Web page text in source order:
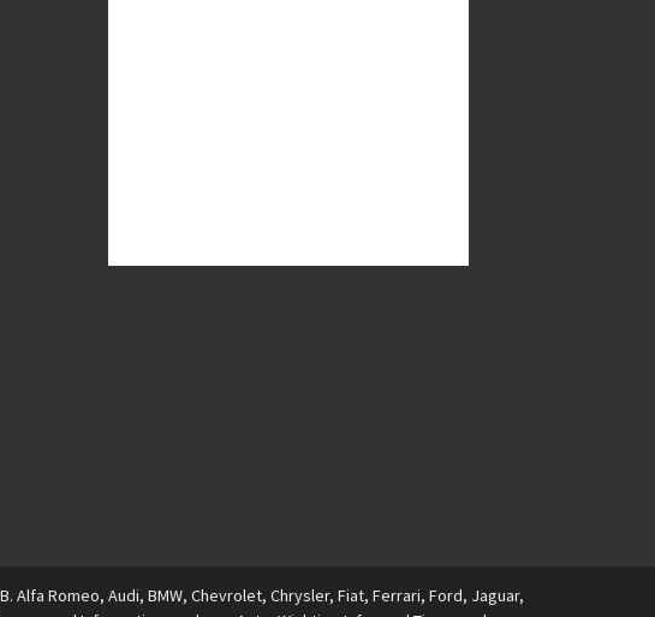
Romeo, Audi, BMW, Chevrolet, Chrysler, Fiat, Ferrari, Ford, Jaguar,